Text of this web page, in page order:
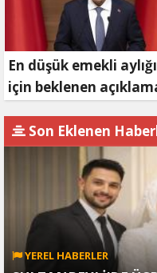
En düşük emekli aylığı
için beklenen
Son Eklenen
YEREL HABERLER